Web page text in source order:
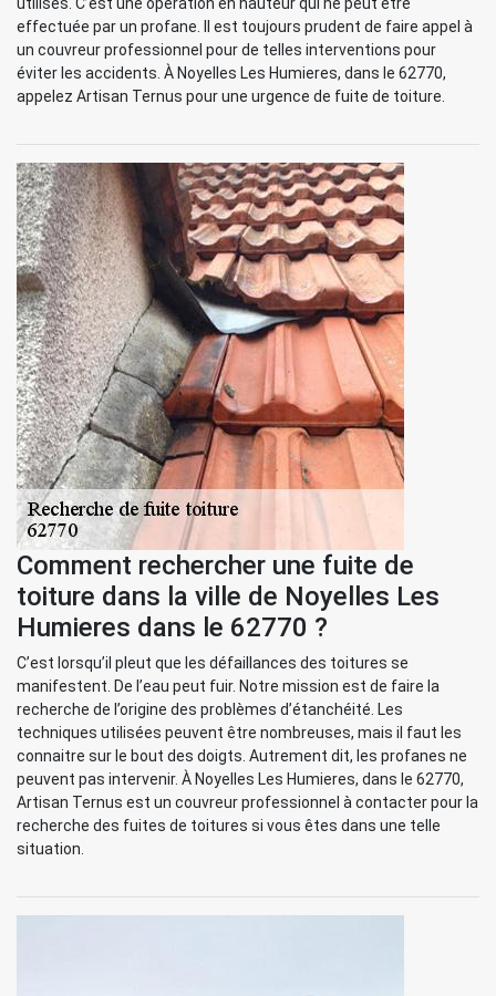
effectuée par un profane. Il est toujours prudent de faire appel à
un couvreur professionnel pour de telles interventions pour
éviter les accidents. À Noyelles Les Humieres, dans le 62770,
appelez Artisan Ternus pour une urgence de fuite de toiture.
Comment rechercher une fuite de
toiture dans la ville de Noyelles Les
Humieres dans le 62770 ?
C’est lorsqu’il pleut que les défaillances des toitures se
manifestent. De l’eau peut fuir. Notre mission est de faire la
recherche de l’origine des problèmes d’étanchéité. Les
techniques utilisées peuvent être nombreuses, mais il faut les
connaitre sur le bout des doigts. Autrement dit, les profanes ne
peuvent pas intervenir. À Noyelles Les Humieres, dans le 62770,
Artisan Ternus est un couvreur professionnel à contacter pour la
recherche des fuites de toitures si vous êtes dans une telle
situation.